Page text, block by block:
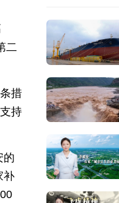
二
措
持
的
补